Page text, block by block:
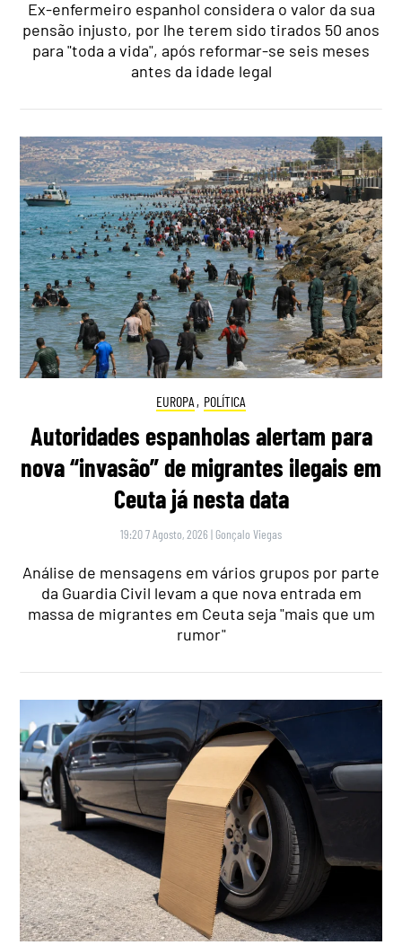
Ex-enfermeiro espanhol considera o valor da sua
pensão injusto, por lhe terem sido tirados 50 anos
para "toda a vida", após reformar-se seis meses
antes da idade legal
EUROPA , POLÍTICA
Autoridades espanholas alertam para
nova “invasão” de migrantes ilegais em
Ceuta já nesta data
19:20 7 Agosto, 2026 | Gonçalo Viegas
Análise de mensagens em vários grupos por parte
da Guardia Civil levam a que nova entrada em
massa de migrantes em Ceuta seja "mais que um
rumor"